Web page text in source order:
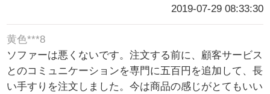
2019-07-29 08:33:30
黄色***8
ソファーは悪くないです。注文する前に、顧客サービス
とのコミュニケーションを専門に五百円を追加して、長
い手すりを注文しました。今は商品の感じがとてもいい